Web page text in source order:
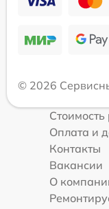
© 2026
Стоимость
Оплата и
Контакты
Вакансии
О